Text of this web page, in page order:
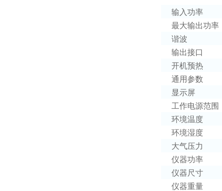
输入功率
最大输出功率
谐波
输出接口
开机预热
通用参数
显示屏
工作电源范围
环境温度
环境湿度
大气压力
仪器功率
仪器尺寸
仪器重量